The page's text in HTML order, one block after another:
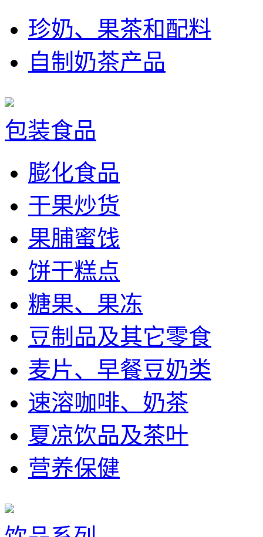
珍奶、果茶和配料
自制奶茶产品
包装食品
膨化食品
干果炒货
果脯蜜饯
饼干糕点
糖果、果冻
豆制品及其它零食
麦片、早餐豆奶类
速溶咖啡、奶茶
夏凉饮品及茶叶
营养保健